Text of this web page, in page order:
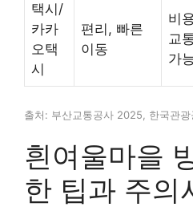
택시/
카카
오택
시
편리, 빠른
이동
비
교
가
출처: 부산교통공사 2025, 한국관
흰여울마을
한 팁과 주의